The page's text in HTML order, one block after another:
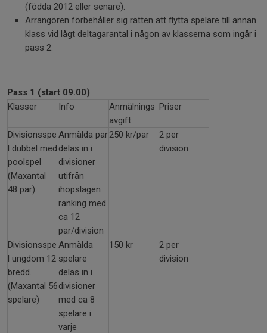
(födda 2012 eller senare).
Arrangören förbehåller sig rätten att flytta spelare till annan
klass vid lågt deltagarantal i någon av klasserna som ingår i
pass 2.
Pass 1 (start 09.00)
Klasser
Info
Anmälnings
avgift
Priser
Divisionsspe
l dubbel med
poolspel
(Maxantal
48 par)
Anmälda par
delas in i
divisioner
utifrån
ihopslagen
ranking med
ca 12
par/division
250 kr/par
2 per
division
Divisionsspe
l ungdom 12
bredd.
(Maxantal 56
spelare)
Anmälda
spelare
delas in i
divisioner
med ca 8
spelare i
varje
150 kr
2 per
division